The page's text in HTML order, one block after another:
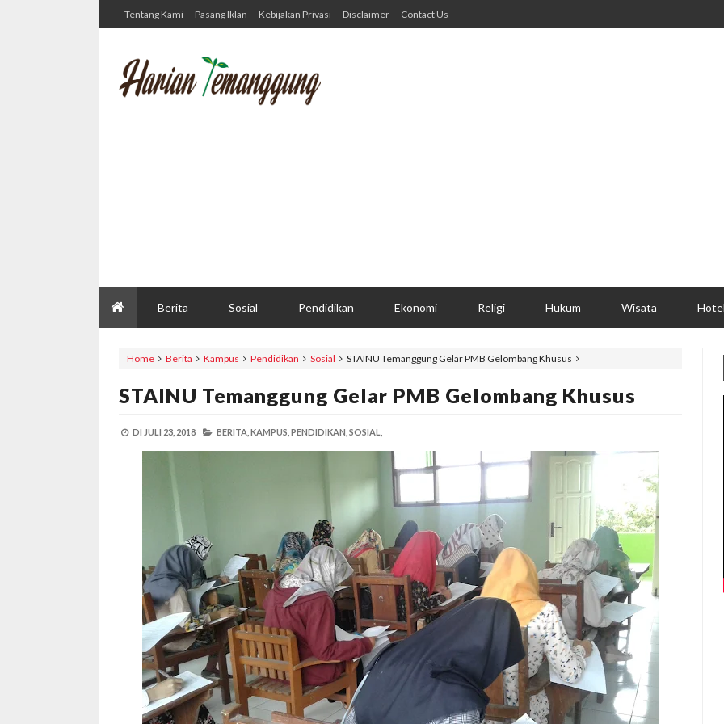
Tentang Kami Pasang Iklan Kebijakan Privasi Disclaimer Contact Us
Berita Sosial Pendidikan Ekonomi Religi Hukum Wisata Hotel
Home Berita Kampus Pendidikan Sosial STAINU Temanggung Gelar PMB Gelombang Khusus
STAINU Temanggung Gelar PMB Gelombang Khusus
DI JULI 23, 2018 BERITA, KAMPUS, PENDIDIKAN, SOSIAL,